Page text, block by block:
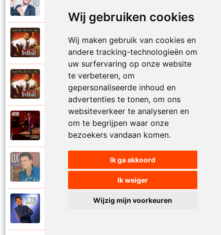
Wij gebruiken cookies
Wij maken gebruik van cookies en
andere tracking-technologieën om
uw surfervaring op onze website
te verbeteren, om
gepersonaliseerde inhoud en
advertenties te tonen, om ons
websiteverkeer te analyseren en
om te begrijpen waar onze
bezoekers vandaan komen.
Ik ga akkoord
Ik weiger
Wijzig mijn voorkeuren
Luc Steeno
Liefde op het eerste zicht
Luc Steeno
Liefde wint het toch altijd
Luc Steeno
Maandag